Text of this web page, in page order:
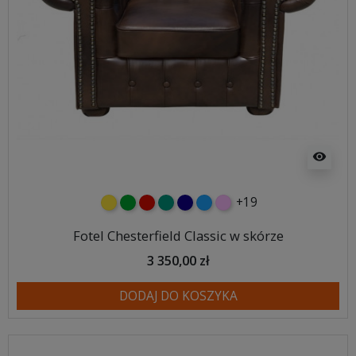
visibility
żółtyzielonyczerwony
turkusowy
granatowy
niebieski
różowy
+19
Fotel Chesterfield Classic w skórze
3 350,00 zł
DODAJ DO KOSZYKA